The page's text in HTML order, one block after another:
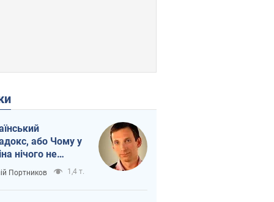
або Чому у
нічого не
з Україною
Портников 1,4 т.